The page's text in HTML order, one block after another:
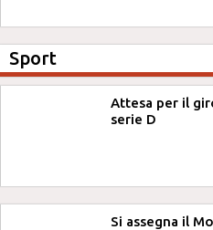
Sport
Attesa per il
serie D
Si assegna il